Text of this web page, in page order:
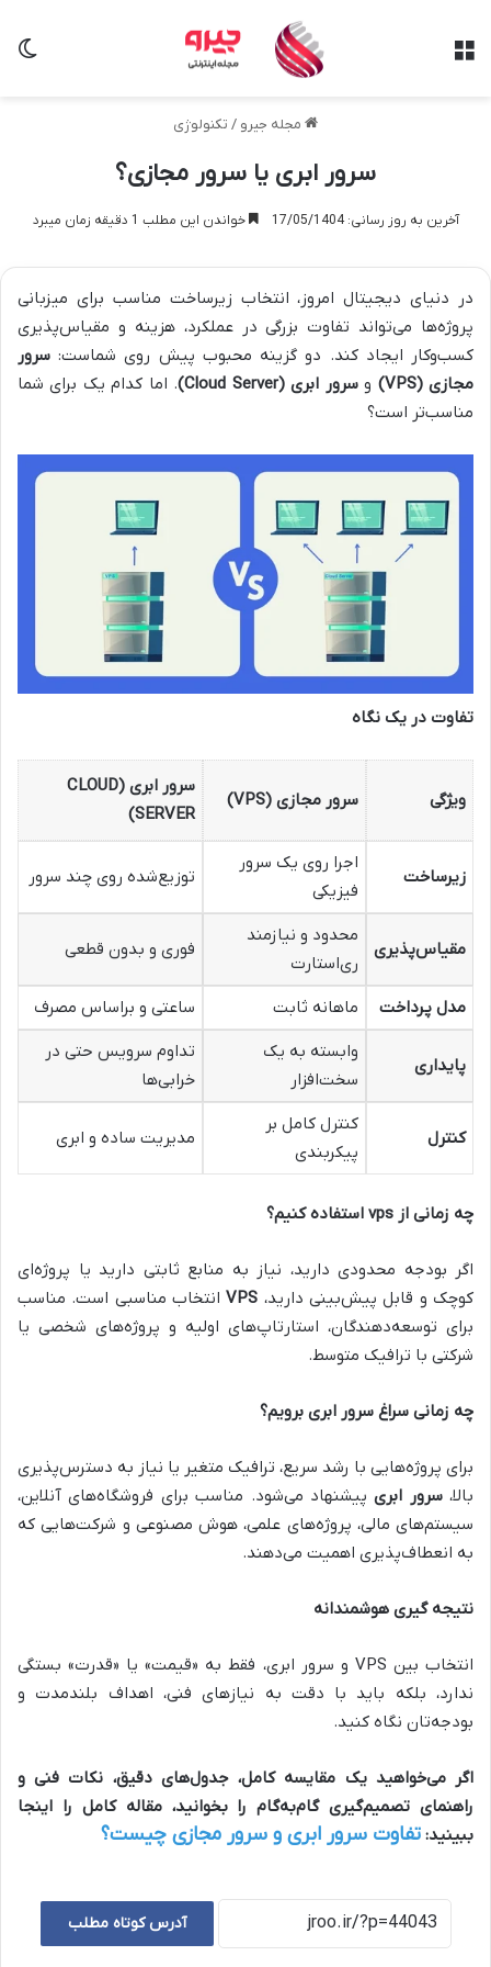
مجله جیرو / تکنولوژی
سرور ابری یا سرور مجازی؟
آخرین به روز رسانی: 17/05/1404 خواندن این مطلب 1 دقیقه زمان میبرد
در دنیای دیجیتال امروز، انتخاب زیرساخت مناسب برای میزبانی
پروژه‌ها می‌تواند تفاوت بزرگی در عملکرد، هزینه و مقیاس‌پذیری
کسب‌وکار ایجاد کند. دو گزینه محبوب پیش روی شماست: سرور
مجازی (VPS)
وسرور ابری (Cloud Server)
. اما کدام یک برای شما
مناسب‌تر است؟
تفاوت در یک نگاه
ویژگی سرور مجازی (VPS)
سرور ابری (CLOUD
SERVER)
زیرساخت
اجرا روی یک سرور
فیزیکی
توزیع‌شده روی چند سرور
مقیاس‌پذیری
محدود و نیازمند
ری‌استارت
فوری و بدون قطعی
مدل پرداخت ماهانه ثابت ساعتی و براساس مصرف
پایداری
وابسته به یک
سخت‌افزار
تداوم سرویس حتی در
خرابی‌ها
کنترل
کنترل کامل بر
پیکربندی
مدیریت ساده و ابری
چه زمانی از vps استفاده کنیم؟
اگر بودجه‌ محدودی دارید، نیاز به منابع ثابتی دارید یا پروژه‌ای
کوچک و قابل پیش‌بینی دارید، VPSانتخاب مناسبی است. مناسب
برای توسعه‌دهندگان، استارتاپ‌های اولیه و پروژه‌های شخصی یا
شرکتی با ترافیک متوسط.
چه زمانی سراغ سرور ابری برویم؟
برای پروژه‌هایی با رشد سریع، ترافیک متغیر یا نیاز به دسترس‌پذیری
بالا،سرور ابریپیشنهاد می‌شود. مناسب برای فروشگاه‌های آنلاین،
سیستم‌های مالی، پروژه‌های علمی، هوش مصنوعی و شرکت‌هایی که
به انعطاف‌پذیری اهمیت می‌دهند.
نتیجه گیری هوشمندانه
انتخاب بین VPS و سرور ابری، فقط به «قیمت» یا «قدرت» بستگی
ندارد، بلکه باید با دقت به نیازهای فنی، اهداف بلندمدت و
بودجه‌تان نگاه کنید.
اگر می‌خواهید یک مقایسه کامل، جدول‌های دقیق، نکات فنی و
راهنمای تصمیم‌گیری گام‌به‌گام را بخوانید، مقاله کامل را اینجا
ببینید: تفاوت سرور ابری و سرور مجازی چیست؟
آدرس کوتاه مطلب